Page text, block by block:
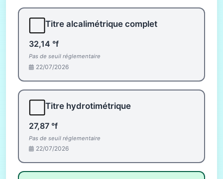
Titre alcalimétrique complet
32,14 °f
Pas de seuil réglementaire
22/07/2026
Titre hydrotimétrique
27,87 °f
Pas de seuil réglementaire
22/07/2026